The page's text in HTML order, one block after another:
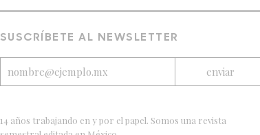
SUSCRÍBETE AL NEWSLETTER
14 años trabajando en y por el papel. Somos una revista